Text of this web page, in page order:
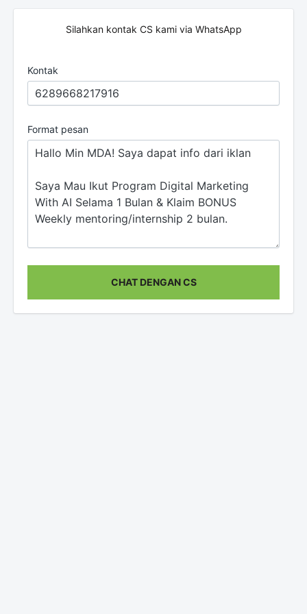
Silahkan kontak CS kami via WhatsApp
Kontak
Format pesan
CHAT DENGAN CS